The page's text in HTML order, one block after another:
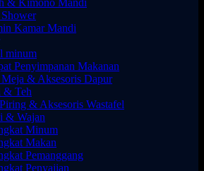
& Kimono Mandi
Kamar Mandi
minum
Penyimpanan Makanan
& Aksesoris Dapur
& Teh
& Aksesoris Wastafel
& Wajan
Minum
Makan
Pemanggang
Penyajian